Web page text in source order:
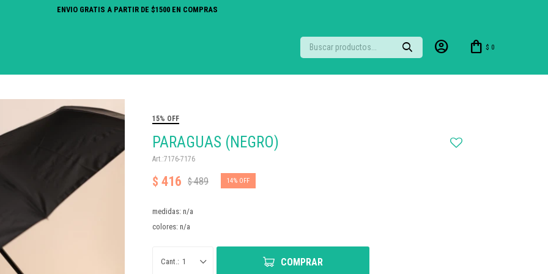
ENVIO GRATIS A PARTIR DE $1500 EN COMPRAS
$ 0
15% OFF
PARAGUAS (NEGRO)
7176-7176
$ 416 $489 14
medidas: n/a
colores: n/a
1 COMPRAR